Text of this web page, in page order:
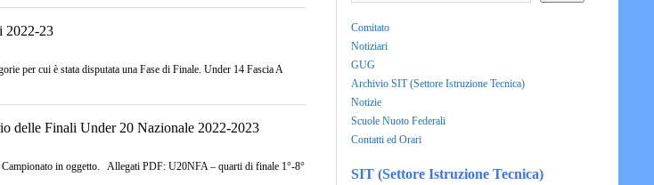
2022-23
per cui è stata disputata una Fase di Finale. Under 14 Fascia A
delle Finali Under 20 Nazionale 2022-2023
in oggetto. Allegati PDF: U20NFA – quarti di finale 1°-8°
Comitato
Notiziari
GUG
Archivio SIT (Settore Istruzione Tecnica)
Notizie
Scuole Nuoto Federali
Contatti ed Orari
SIT (Settore Istruzione Tecnica)